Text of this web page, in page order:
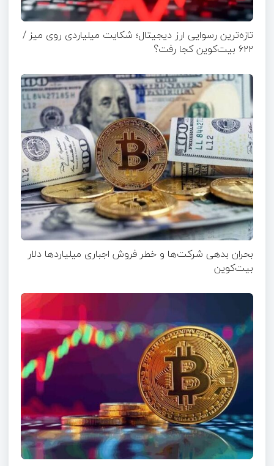
تازه‌ترین رسوایی ارز دیجیتال؛ شکایت میلیاردی روی میز /
۶۲۲ بیت‌کوین کجا رفت؟
بحران بدهی شرکت‌ها و خطر فروش اجباری میلیاردها دلار
بیت‌کوین